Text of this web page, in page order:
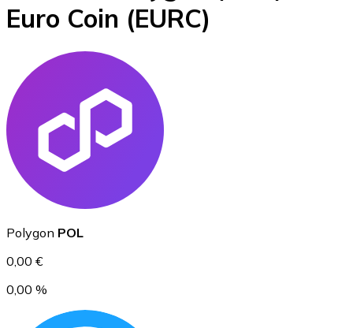
BTC
Ethereum
ETH
Euro Coin (EURC)
Polygon POL
0,00 €
0,00 %